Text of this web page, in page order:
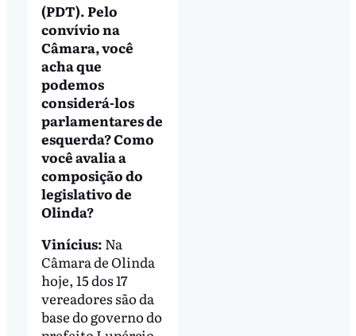
(PDT). Pelo
convívio na
Câmara, você
acha que
podemos
considerá-los
parlamentares de
esquerda? Como
você avalia a
composição do
legislativo de
Olinda?
Vinícius: Na
Câmara de Olinda
hoje, 15 dos 17
vereadores são da
base do governo do